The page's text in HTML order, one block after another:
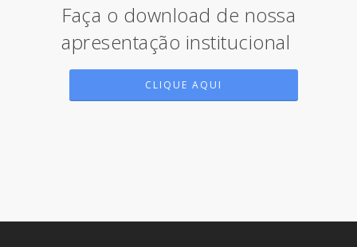
Faça o download de nossa
apresentação institucional
CLIQUE AQUI